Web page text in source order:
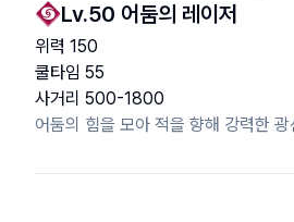
Lv.50 어둠의 레이저
위력 150
쿨타임 55
사거리 500-1800
어둠의 힘을 모아 적을 향해 강력한